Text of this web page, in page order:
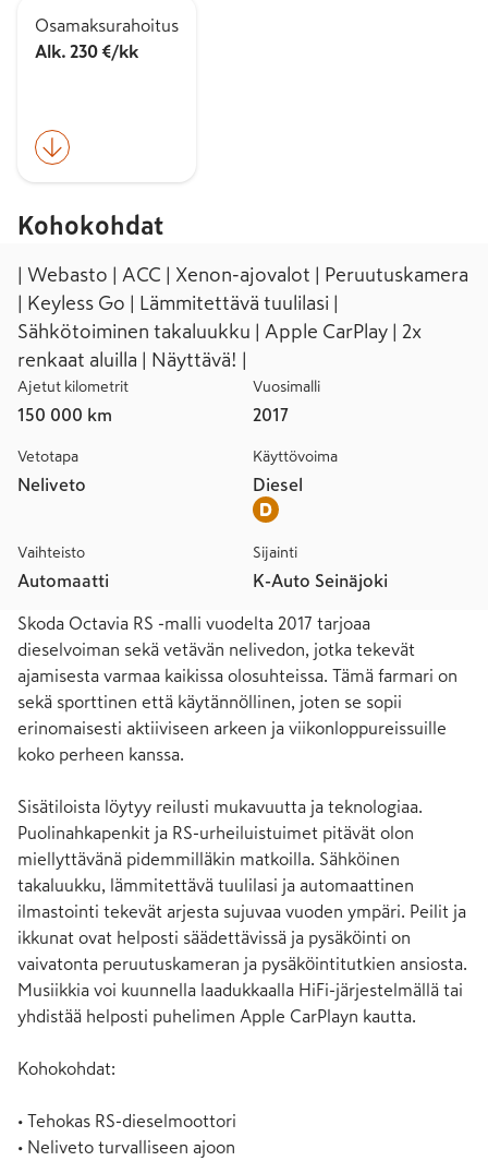
Osamaksurahoitus
Alk. 230 €/kk
Kohokohdat
| Webasto | ACC | Xenon-ajovalot | Peruutuskamera
| Keyless Go | Lämmitettävä tuulilasi |
Sähkötoiminen takaluukku | Apple CarPlay | 2x
renkaat aluilla | Näyttävä! |
Ajetut kilometrit
150 000 km
Vuosimalli
2017
Vetotapa
Neliveto
Käyttövoima
Diesel
Vaihteisto
Automaatti
Sijainti
K-Auto Seinäjoki
Skoda Octavia RS -malli vuodelta 2017 tarjoaa
dieselvoiman sekä vetävän nelivedon, jotka tekevät
ajamisesta varmaa kaikissa olosuhteissa. Tämä farmari on
sekä sporttinen että käytännöllinen, joten se sopii
erinomaisesti aktiiviseen arkeen ja viikonloppureissuille
koko perheen kanssa.
Sisätiloista löytyy reilusti mukavuutta ja teknologiaa.
Puolinahkapenkit ja RS-urheiluistuimet pitävät olon
miellyttävänä pidemmilläkin matkoilla. Sähköinen
takaluukku, lämmitettävä tuulilasi ja automaattinen
ilmastointi tekevät arjesta sujuvaa vuoden ympäri. Peilit ja
ikkunat ovat helposti säädettävissä ja pysäköinti on
vaivatonta peruutuskameran ja pysäköintitutkien ansiosta.
Musiikkia voi kuunnella laadukkaalla HiFi-järjestelmällä tai
yhdistää helposti puhelimen Apple CarPlayn kautta.
Kohokohdat:
• Tehokas RS-dieselmoottori
• Neliveto turvalliseen ajoon